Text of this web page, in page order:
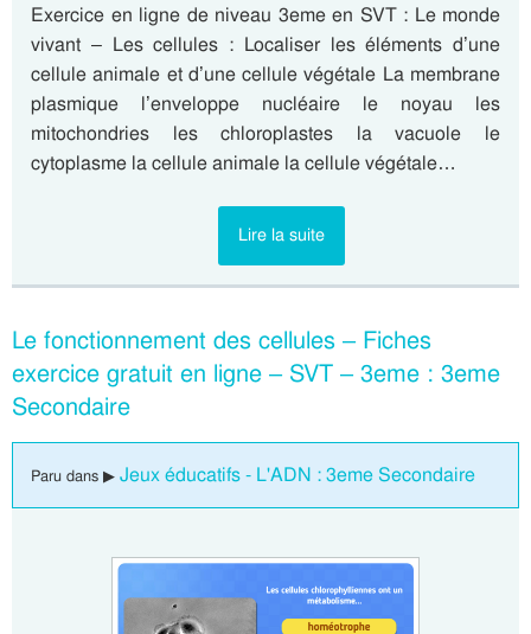
Exercice en ligne de niveau 3eme en SVT : Le monde
vivant – Les cellules : Localiser les éléments d’une
cellule animale et d’une cellule végétale La membrane
plasmique l’enveloppe nucléaire le noyau les
mitochondries les chloroplastes la vacuole le
cytoplasme la cellule animale la cellule végétale…
Lire la suite
Le fonctionnement des cellules – Fiches
exercice gratuit en ligne – SVT – 3eme : 3eme
Secondaire
Paru dans ▶ Jeux éducatifs - L'ADN : 3eme Secondaire